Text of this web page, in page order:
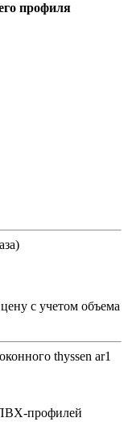
профиля
с учетом объема
thyssen ar1
профилей